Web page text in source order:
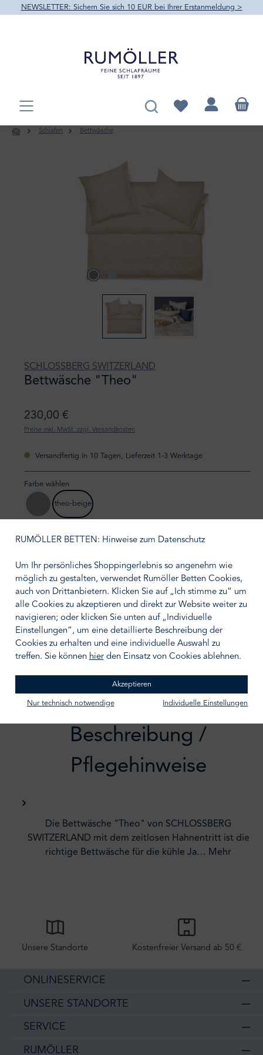
springen
NEWSLETTER: Sichern Sie sich 10 EUR bei Ihrer Erstanmeldung >
Du hast 0 Produkte
Schlafen Bettwäsche
SCHLOSSBERG SWITZERLAND
Bettwäsche "Theo"
230,00 €
Preise inkl. MwSt. zzgl. Versandkosten
Versandfertig in 10 Tagen, Lieferzeit 1-3 Werktage
Farbe wählen
gris
theo-beige
Größe wählenauswählen
IN DEN WARENKORB
Zum Merkzettel hinzufügen
Beschreibung /
Pflegehinweise
Die Bettwäsche "Theo" von SCHLOSSBERG
SWITZERLAND mit dem zeitlosen Hahnentritt ist die
richtige Bettwäsche für die kühle Ja… Mehr
Unsere Standorte Kostenfreier Versand ab 50 €
ONLINESERVICE
UNSERE STANDORTE
SERVICE
RUMÖLLER
RUMÖLLER BETTEN: Hinweise zum Datenschutz
Um Ihr persönliches Shoppingerlebnis so angenehm wie
möglich zu gestalten, verwendet Rumöller Betten Cookies,
auch von Drittanbietern. Klicken Sie auf „Ich stimme zu“ um
alle Cookies zu akzeptieren und direkt zur Website weiter zu
navigieren; oder klicken Sie unten auf „Individuelle
Einstellungen“, um eine detaillierte Beschreibung der
Cookies zu erhalten und eine individuelle Auswahl zu
treffen. Sie können hierden Einsatz von Cookies ablehnen.
Akzeptieren
Nur technisch notwendige Individuelle Einstellungen